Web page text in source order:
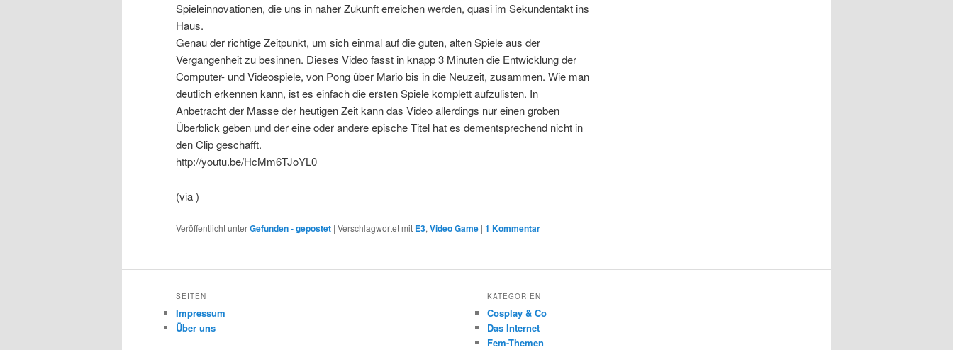
Spieleinnovationen, die uns in naher Zukunft erreichen werden, quasi im Sekundentakt ins
Haus.
Genau der richtige Zeitpunkt, um sich einmal auf die guten, alten Spiele aus der
Vergangenheit zu besinnen. Dieses Video fasst in knapp 3 Minuten die Entwicklung der
Computer- und Videospiele, von Pong über Mario bis in die Neuzeit, zusammen. Wie man
deutlich erkennen kann, ist es einfach die ersten Spiele komplett aufzulisten. In
Anbetracht der Masse der heutigen Zeit kann das Video allerdings nur einen groben
Überblick geben und der eine oder andere epische Titel hat es dementsprechend nicht in
den Clip geschafft.
http://youtu.be/HcMm6TJoYL0
(via )
Veröffentlicht unterGefunden - gepostet | Verschlagwortet mit E3, Video Game | 1 Kommentar
SEITEN
Impressum
Über uns
KATEGORIEN
Cosplay & Co
Das Internet
Fem-Themen